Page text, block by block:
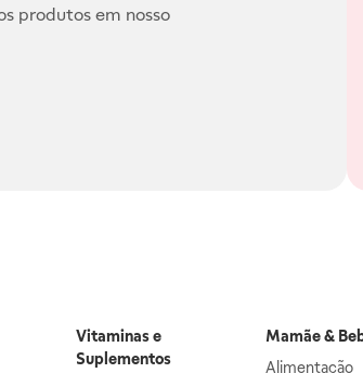
produtos em nosso
Vitaminas e
Suplementos
Mamãe &
Alimentação